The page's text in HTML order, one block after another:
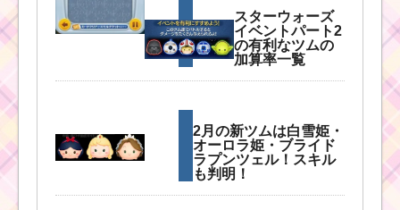
スターウォーズ
イベントパート2
の有利なツムの
加算率一覧
2月の新ツムは白雪姫・
オーロラ姫・ブライド
ラプンツェル！スキル
も判明！